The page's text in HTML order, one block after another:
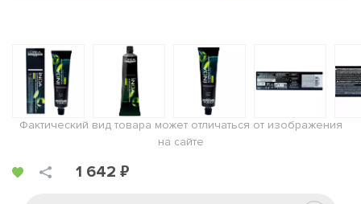
Фактический вид товара может отличаться от изображения
на сайте
1 642 ₽